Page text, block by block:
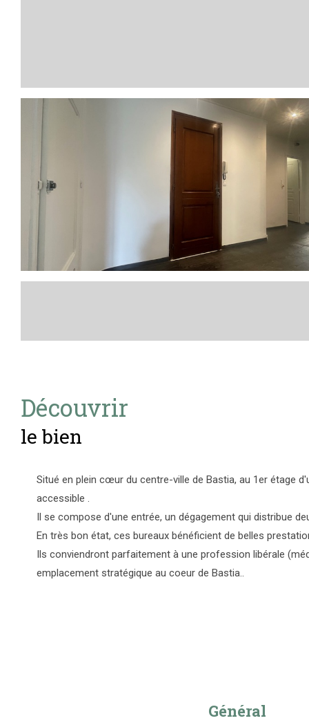
découvrir
le bien
Situé en plein cœur du centre-ville de Bastia, au 1er étage
accessible .
Il se compose d'une entrée, un dégagement qui distribue
En très bon état, ces bureaux bénéficient de belles
Ils conviendront parfaitement à une profession libérale
emplacement stratégique au coeur de Bastia..
Général